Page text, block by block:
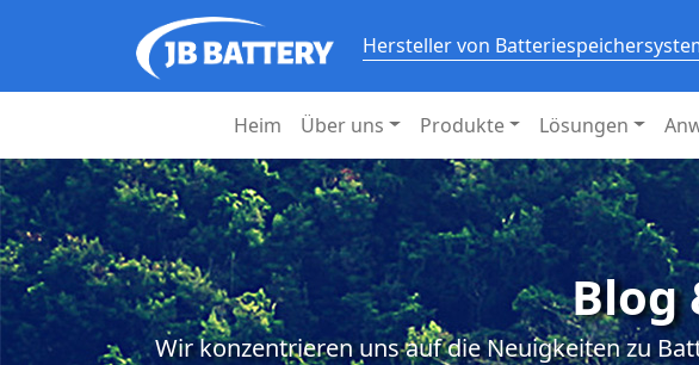
Hersteller von
Heim Über uns Produkte Lösungen
Blog
Wir konzentrieren uns auf die Neuigkeiten zu